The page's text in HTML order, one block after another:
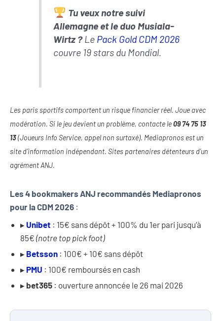
Tu veux notre suivi
Allemagne et le duo Musiala-
Wirtz ?Le Pack Gold CDM 2026
couvre 19 stars du Mondial.
Les paris sportifs comportent un risque financier réel. Joue avec
modération. Si le jeu devient un problème, contacte le09 74 75 13
13(Joueurs Info Service, appel non surtaxé). Mediapronos est un
site d’information indépendant. Sites partenaires détenteurs d’un
agrément ANJ.
Les 4 bookmakers ANJ recommandés Mediapronos
pour la CDM 2026 :
▸ Unibet : 15€ sans dépôt + 100% du 1er pari jusqu’à
85€ (notre top pick foot)
▸ Betsson: 100€ + 10€ sans dépôt
▸ PMU : 100€ remboursés en cash
▸ bet365: ouverture annoncée le 26 mai 2026